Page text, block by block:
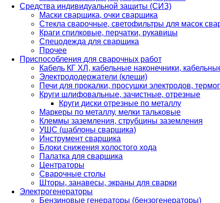
Средства индивидуальной защиты (СИЗ)
Маски сварщика, очки сварщика
Стекла сварочные, светофильтры для масок
Краги спилковые, перчатки, рукавицы
Спецодежда для сварщика
Прочее
Приспособления для сварочных работ
Кабель КГ ХЛ, кабельные наконечники,
Электрододержатели (клещи)
Печи для прокалки, просушки электродов,
Круги шлифовальные, зачистные, отрезные
Круги диски отрезные по металлу
Маркеры по металлу, мелки тальковые
Клеммы заземления, струбцины заземления
УШС (шаблоны сварщика)
Инструмент сварщика
Блоки снижения холостого хода
Палатка для сварщика
Центраторы
Сварочные столы
Шторы, занавесы, экраны для сварки
Электрогенераторы
Бензиновые генераторы (бензогенераторы)